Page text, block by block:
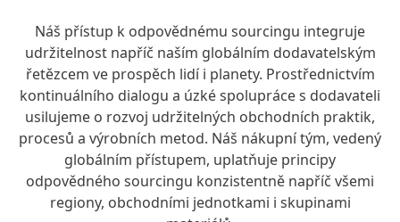
Náš přístup k odpovědnému sourcingu integruje
udržitelnost napříč naším globálním dodavatelským
řetězcem ve prospěch lidí i planety. Prostřednictvím
kontinuálního dialogu a úzké spolupráce s dodavateli
usilujeme o rozvoj udržitelných obchodních praktik,
procesů a výrobních metod. Náš nákupní tým, vedený
globálním přístupem, uplatňuje principy
odpovědného sourcingu konzistentně napříč všemi
regiony, obchodními jednotkami i skupinami